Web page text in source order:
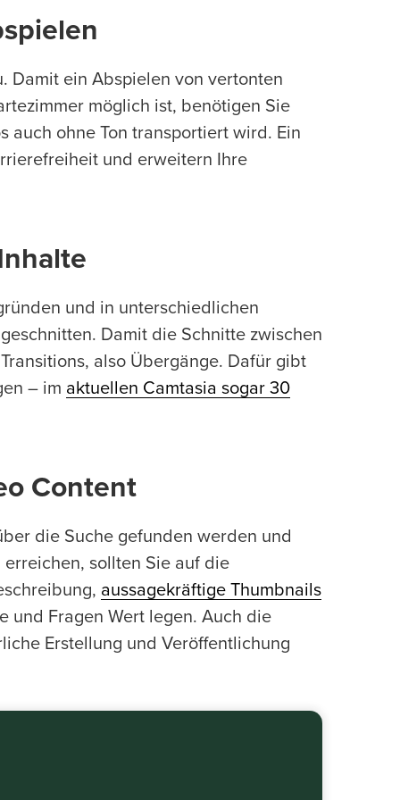
Damit ein Abspielen von vertonten
möglich ist, benötigen Sie
auch ohne Ton transportiert wird. Ein
und erweitern Ihre
und in unterschiedlichen
Damit die Schnitte zwischen
also Übergänge. Dafür gibt
– im aktuellen Camtasia sogar 30
Content
die Suche gefunden werden und
erreichen, sollten Sie auf die
aussagekräftige Thumbnails
und Fragen Wert legen. Auch die
Erstellung und Veröffentlichung